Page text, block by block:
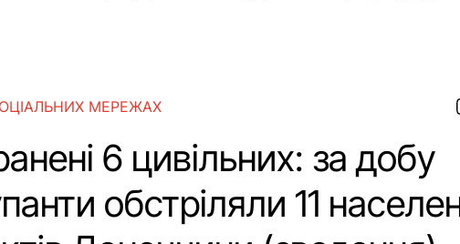
МЕРЕЖАХ
6 цивільних: за добу
обстріляли 11